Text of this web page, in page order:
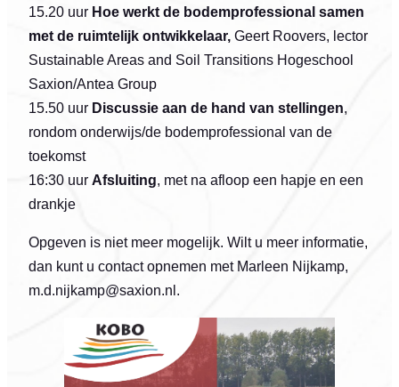
15.20 uur Hoe werkt de bodemprofessional samen
met de ruimtelijk ontwikkelaar, Geert Roovers, lector
Sustainable Areas and Soil Transitions Hogeschool
Saxion/Antea Group
15.50 uur Discussie aan de hand van stellingen,
rondom onderwijs/de bodemprofessional van de
toekomst
16:30 uur Afsluiting, met na afloop een hapje en een
drankje
Opgeven is niet meer mogelijk. Wilt u meer informatie,
dan kunt u contact opnemen met Marleen Nijkamp,
m.d.nijkamp@saxion.nl.